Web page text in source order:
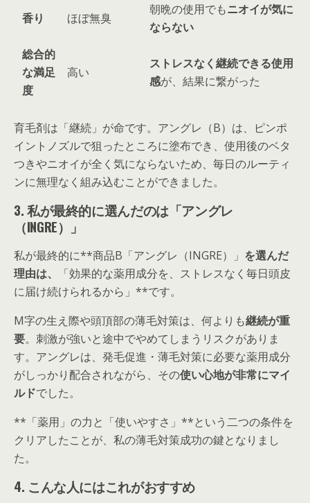
香り ほぼ無臭
朝晩の使用でもニオイが気に
ならない
総合的
な満足
度
高い
ストレスなく継続できる使用
感が、結果に繋がった
育毛剤は「継続」が命です。アングレ（B）は、ピンポ
イントノズルで狙ったところに塗布でき、使用後のベタ
つきやニオイが全く気にならないため、毎日のルーティ
ンに無理なく組み込むことができました。
3. 私が最終的に選んだのは「アングレ
（INGRE）」
私が最終的に**商品B「アングレ（INGRE）」 を選んだ
理由は、
「効果的な薬用成分を、ストレスなく毎日頭皮
に届け続けられるから」**です。
M字の生え際や頭頂部の薄毛対策は、何よりも継続が重
要。刺激が強いと途中でやめてしまうリスクがありま
す。アングレは、発毛促進・薄毛対策に必要な薬用成分
がしっかり配合されながら、その使い心地が非常にマイ
ルドでした。
**「薬用」の力と「使いやすさ」**という二つの条件を
クリアしたことが、私の薄毛対策成功の鍵となりまし
た。
4. こんな人にはこれがおすすめ